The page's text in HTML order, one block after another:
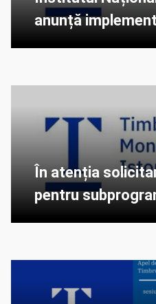
anunță
În atenția
pentru